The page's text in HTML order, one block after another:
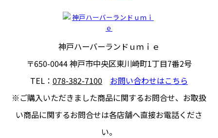
神戸ハーバーランドｕｍｉｅ
〒650-0044神戸市中央区東川崎町1丁目7番2号
TEL： 078-382-7100
お問い合わせはこちら
※ご購入いただきました商品に関するお問合せ、 お取扱
い商品に関するお問合せは各店舗へ直接お電話くださ
い。